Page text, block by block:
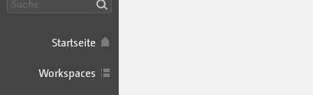
Startseite
Workspaces